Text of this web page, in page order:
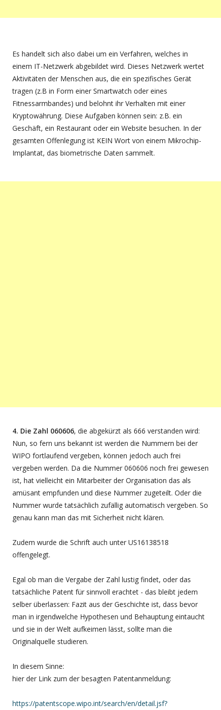
Es handelt sich also dabei um ein Verfahren, welches in
einem IT-Netzwerk abgebildet wird. Dieses Netzwerk wertet
Aktivitäten der Menschen aus, die ein spezifisches Gerät
tragen (z.B in Form einer Smartwatch oder eines
Fitnessarmbandes) und belohnt ihr Verhalten mit einer
Kryptowährung. Diese Aufgaben können sein: z.B. ein
Geschäft, ein Restaurant oder ein Website besuchen. In der
gesamten Offenlegung ist KEIN Wort von einem Mikrochip-
Implantat, das biometrische Daten sammelt.
4. Die Zahl 060606, die abgekürzt als 666 verstanden wird:
Nun, so fern uns bekannt ist werden die Nummern bei der
WIPO fortlaufend vergeben, können jedoch auch frei
vergeben werden. Da die Nummer 060606 noch frei gewesen
ist, hat vielleicht ein Mitarbeiter der Organisation das als
amüsant empfunden und diese Nummer zugeteilt. Oder die
Nummer wurde tatsächlich zufällig automatisch vergeben. So
genau kann man das mit Sicherheit nicht klären.
Zudem wurde die Schrift auch unter US16138518
offengelegt.
Egal ob man die Vergabe der Zahl lustig findet, oder das
tatsächliche Patent für sinnvoll erachtet - das bleibt jedem
selber überlassen: Fazit aus der Geschichte ist, dass bevor
man in irgendwelche Hypothesen und Behauptung eintaucht
und sie in der Welt aufkeimen lässt, sollte man die
Originalquelle studieren.
In diesem Sinne:
hier der Link zum der besagten Patentanmeldung:
https://patentscope.wipo.int/search/en/detail.jsf?